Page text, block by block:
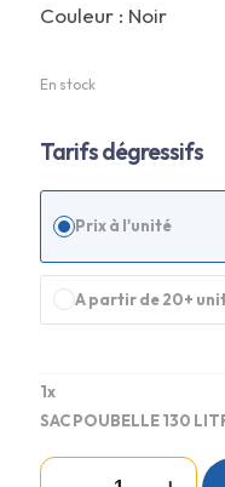
Couleur : Noir
En stock
Tarifs dégressifs
Prix à l'unité
A partir de 20+
1x
SAC POUBELLE 130
quantité